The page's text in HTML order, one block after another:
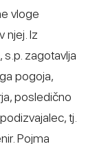
vloge
njej. Iz
s.p. zagotavlja
pogoja,
posledično
tj.
Pojma